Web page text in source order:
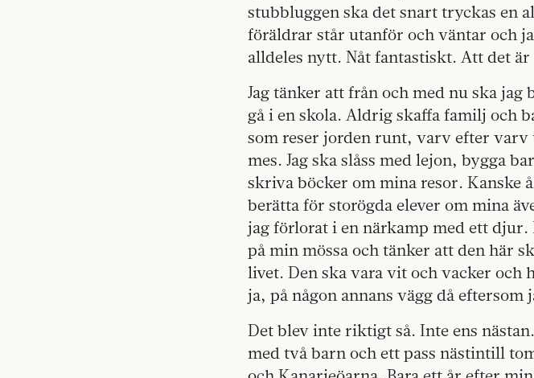
stubbluggen ska det snart tryckas en
föräldrar står utanför och väntar och
alldeles nytt. Nåt fantastiskt. Att det
Jag tänker att från och med nu ska
gå i en skola. Aldrig skaffa familj och
som reser jorden runt, varv efter
mes. Jag ska slåss med lejon, bygga
skriva böcker om mina resor. Kanske
berätta för storögda elever om mina
jag förlorat i en närkamp med ett
på min mössa och tänker att den här
livet. Den ska vara vit och vacker och
ja, på någon annans vägg då
Det blev inte riktigt så. Inte ens
med två barn och ett pass nästintill